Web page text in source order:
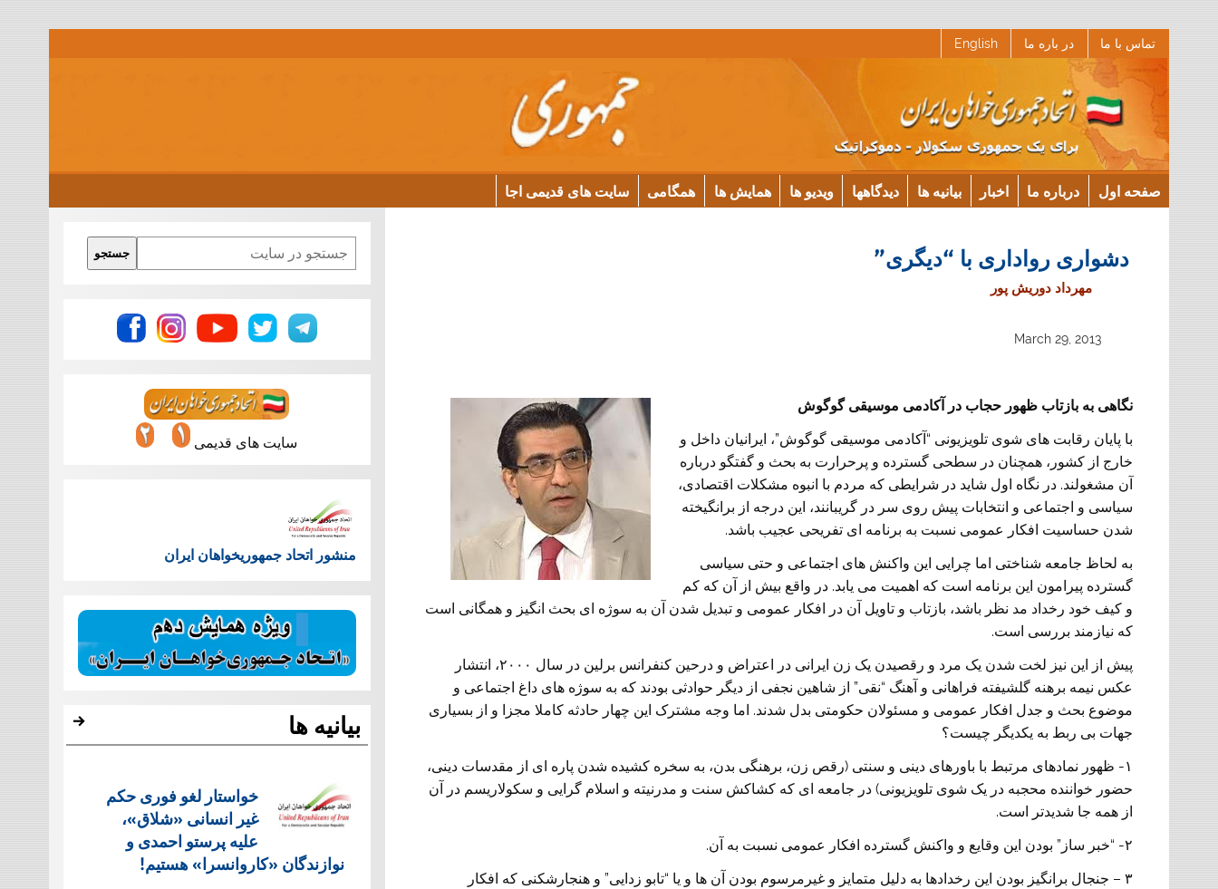
تماس با ما در باره ما English
صفحه اول درباره ما اخبار بیانیه ها دیدگاهها ویدیو ها همایش ها همگامی سایت های قدیمی اجا
دشواری رواداری با “دیگری”
مهرداد دوریش پور
March 29, 2013
نگاهی به بازتاب ظهور حجاب در آکادمی موسیقی گوگوش
با پایان رقابت های شوی تلویزیونی “آکادمی موسیقی گوگوش”، ایرانیان داخل و
خارج از کشور، همچنان در سطحی گسترده و پرحرارت به بحث و گفتگو درباره
آن مشغولند. در نگاه اول شاید در شرایطی که مردم با انبوه مشکلات اقتصادی،
سیاسی و اجتماعی و انتخابات پیش روی سر در گریبانند، این درجه از برانگیخته
شدن حساسیت افکار عمومی نسبت به برنامه ای تفریحی عجیب باشد.
به لحاظ جامعه شناختی اما چرایی این واکنش های اجتماعی و حتی سیاسی
گسترده پیرامون این برنامه است که اهمیت می یابد. در واقع بیش از آن که کم
و کیف خود رخداد مد نظر باشد، بازتاب و تاویل آن در افکار عمومی و تبدیل شدن آن به سوژه ای بحث انگیز و همگانی است
که نیازمند بررسی است.
پیش از این نیز لخت شدن یک مرد و رقصیدن یک زن ایرانی در اعتراض و درحین کنفرانس برلین در سال ۲۰۰۰، انتشار
عکس نیمه برهنه گلشیفته فراهانی و آهنگ “نقی” از شاهین نجفی از دیگر حوادثی بودند که به سوژه های داغ اجتماعی و
موضوع بحث و جدل افکار عمومی و مسئولان حکومتی بدل شدند. اما وجه مشترک این چهار حادثه کاملا مجزا و از بسیاری
جهات بی ربط به یکدیگر چیست؟
۱- ظهور نمادهای مرتبط با باورهای دینی و سنتی (رقص زن، برهنگی بدن، به سخره کشیده شدن پاره ای از مقدسات دینی،
حضور خواننده محجبه در یک شوی تلویزیونی) در جامعه ای که کشاکش سنت و مدرنیته و اسلام گرایی و سکولاریسم در آن
از همه جا شدیدتر است.
۲- “خبر ساز” بودن این وقایع و واکنش گسترده افکار عمومی نسبت به آن.
۳ – جنجال برانگیز بودن این رخدادها به دلیل متمایز و غیرمرسوم بودن آن ها و یا “تابو زدایی” و هنجارشکنی که افکار
Search
جستجو
سایت های قدیمی
منشور اتحاد جمهوریخواهان ایران
بیانیه ها
خواستار لغو فوری حکم
غیر انسانی «شلاق»،
علیه پرستو احمدی و
نوازندگان «کاروانسرا» هستیم!